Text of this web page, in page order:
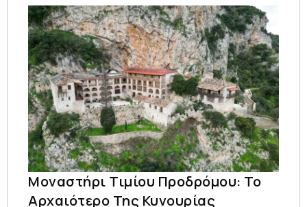
Μοναστήρι Τιμίου Προδρόμου: Το
Αρχαιότερο Της Κυνουρίας